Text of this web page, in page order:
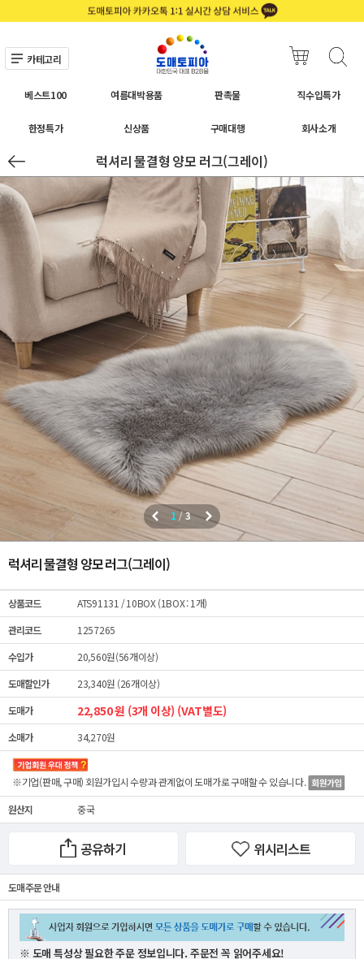
카테고리
베스트100 여름대박용품 판촉물 직수입특가
한정특가 신상품 구매대행 회사소개
럭셔리 물결형 양모 러그(그레이)
1/3
럭셔리 물결형 양모 러그(그레이)
상품코드 ATS91131 / 10BOX (1BOX : 1개)
관리코드
1257265
수입가
20,560원(56개이상)
도매할인가
23,340원 (26개이상)
도매가
22,850 원 (3개 이상) (VAT별도)
소매가 34,270원
※기업(판매, 구매) 회원가입시 수량과 관계없이도매가로 구매할 수 있습니다.
원산지 중국
공유하기 위시리스트
도매 주문 안내
※ 도매 특성상 필요한 주문 정보입니다. 주문전 꼭 읽어주세요!